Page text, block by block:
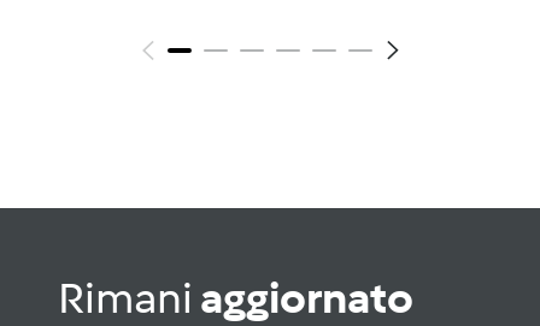
Rimani aggiornato